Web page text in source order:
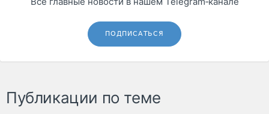
ПОДПИСАТЬСЯ
Публикации по теме